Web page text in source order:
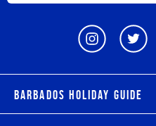
Barbados Holiday Guide